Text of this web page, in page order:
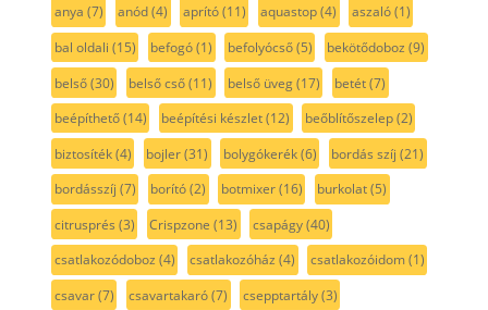
anya (7) anód(4) aprító(11) aquastop(4) aszaló(1)
bal oldali (15) befogó(1) befolyócső(5) bekötődoboz (9)
belső(30) belső cső(11) belső üveg(17) betét(7)
beépíthető(14) beépítési készlet(12) beőblítőszelep(2)
biztosíték(4) bojler(31) bolygókerék(6) bordás szíj (21)
bordásszíj (7) borító(2) botmixer(16) burkolat(5)
citrusprés (3) Crispzone (13) csapágy(40)
csatlakozódoboz (4) csatlakozóház (4) csatlakozóidom(1)
csavar(7) csavartakaró(7) csepptartály(3)